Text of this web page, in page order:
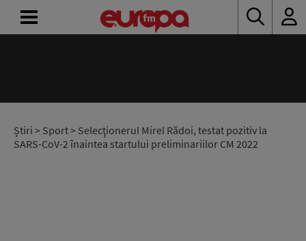
Știri > Sport> Selecţionerul Mirel Rădoi, testat pozitiv la
SARS-CoV-2 înaintea startului preliminariilor CM 2022
RADIO